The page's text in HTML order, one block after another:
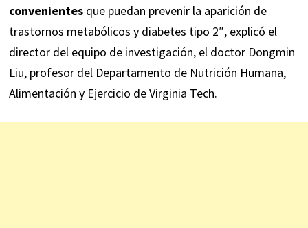
convenientesque puedan prevenir la aparición de
trastornos metabólicos y diabetes tipo 2″, explicó el
director del equipo de investigación, el doctor Dongmin
Liu, profesor del Departamento de Nutrición Humana,
Alimentación y Ejercicio de Virginia Tech.